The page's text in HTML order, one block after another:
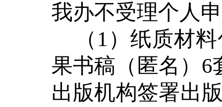
我办不受理个人
（ 1 ）纸质材
果书稿（匿名） 6
出版机构签署出